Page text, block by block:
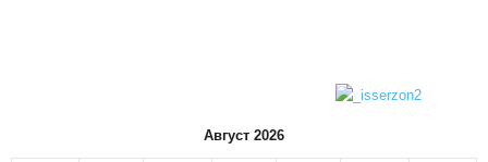
Август 2026